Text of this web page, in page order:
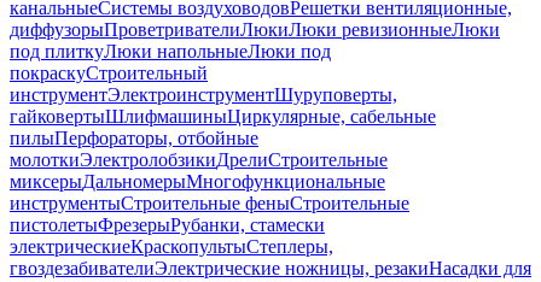
канальныеСистемы воздуховодовРешетки вентиляционные,
диффузорыПроветривателиЛюкиЛюки ревизионныеЛюки
под плиткуЛюки напольныеЛюки под
покраскуСтроительный
инструментЭлектроинструментШуруповерты,
гайковертыШлифмашиныЦиркулярные, сабельные
пилыПерфораторы, отбойные
молоткиЭлектролобзикиДрелиСтроительные
миксерыДальномерыМногофункциональные
инструментыСтроительные феныСтроительные
пистолетыФрезерыРубанки, стамески
электрическиеКраскопультыСтеплеры,
гвоздезабивателиЭлектрические ножницы, резакиНасадки для